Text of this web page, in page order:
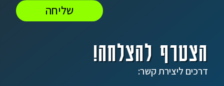
הצטרף להצלחה!
דרכים ליצירת קשר:
שליחה